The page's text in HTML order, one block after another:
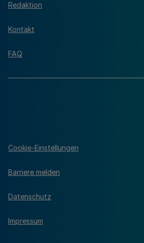
Redaktion
Kontakt
FAQ
Cookie-Einstellungen
Barriere melden
Datenschutz
Impressum